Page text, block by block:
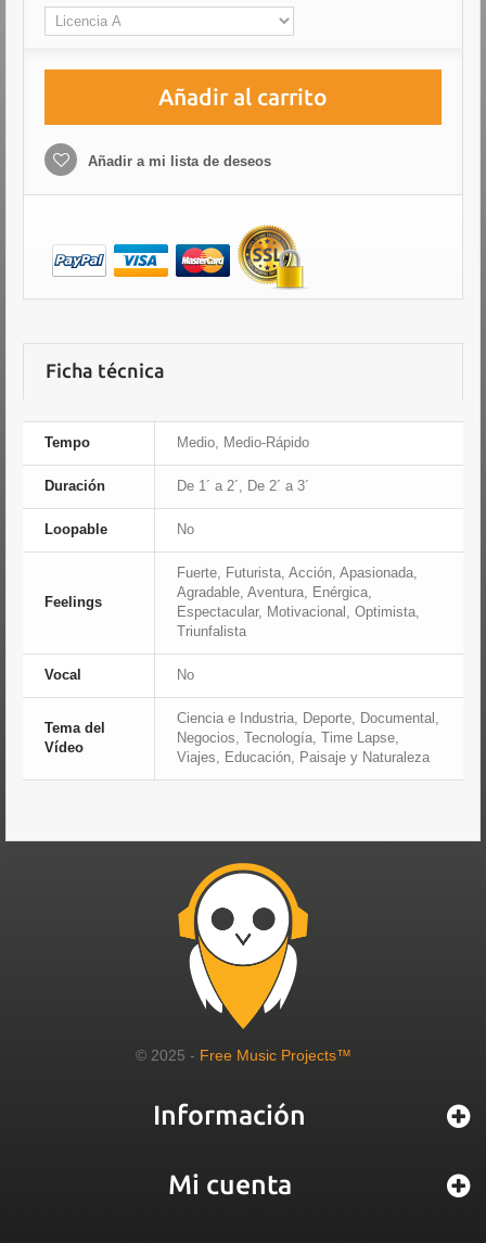
Añadir al carrito
Añadir a mi lista de deseos
Ficha técnica
Tempo Medio, Medio-Rápido
Duración De 1´ a 2´, De 2´ a 3´
Loopable No
Feelings
Fuerte, Futurista, Acción, Apasionada,
Agradable, Aventura, Enérgica,
Espectacular, Motivacional, Optimista,
Triunfalista
Vocal No
Tema del
Vídeo
Ciencia e Industria, Deporte, Documental,
Negocios, Tecnología, Time Lapse,
Viajes, Educación, Paisaje y Naturaleza
© 2025 - Free Music Projects™
Información
Mi cuenta